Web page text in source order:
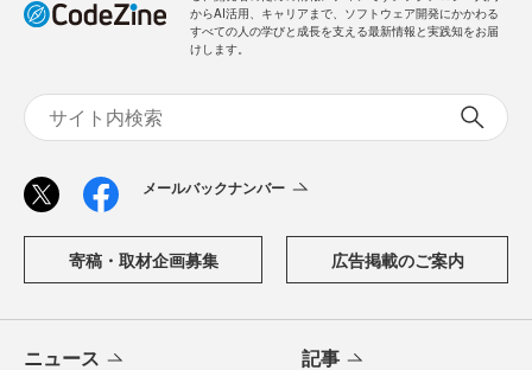
からAI活用、キャリアまで、ソフトウェア開発にかかわる
すべての人の学びと成長を支える最新情報と実践知をお届